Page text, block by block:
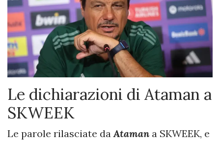
Le dichiarazioni di Ataman a
SKWEEK
Le parole rilasciate da Ataman a SKWEEK, e